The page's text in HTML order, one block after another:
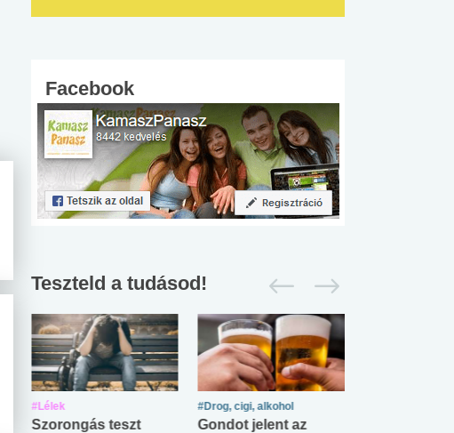
Facebook
Teszteld a tudásod!
#Lélek
Szorongás teszt
#Drog, cigi, alkohol
Gondot jelent az